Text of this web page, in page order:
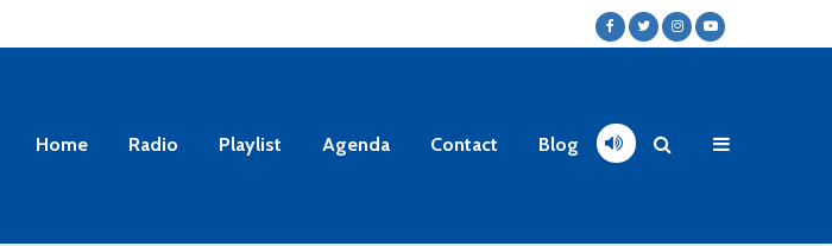
Home Radio Playlist Agenda Contact Blog